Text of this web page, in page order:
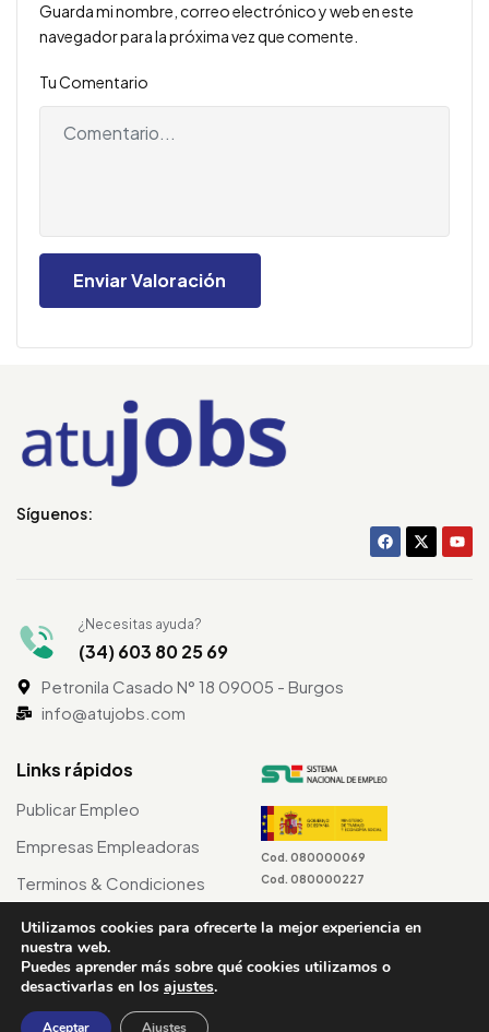
Guarda mi nombre, correo electrónico y web en este
navegador para la próxima vez que comente.
Tu Comentario
Síguenos:
¿Necesitas ayuda?
(34) 603 80 25 69
Petronila Casado N° 18 09005 - Burgos
info@atujobs.com
Links rápidos
Publicar Empleo
Empresas Empleadoras
Terminos & Condiciones
Cod. 080000069
Cod. 080000227
©2024 atuJobs – Derechos Reservados
Utilizamos cookies para ofrecerte la mejor experiencia en
nuestra web.
Puedes aprender más sobre qué cookies utilizamos o
desactivarlas en los ajustes.
Aceptar Ajustes